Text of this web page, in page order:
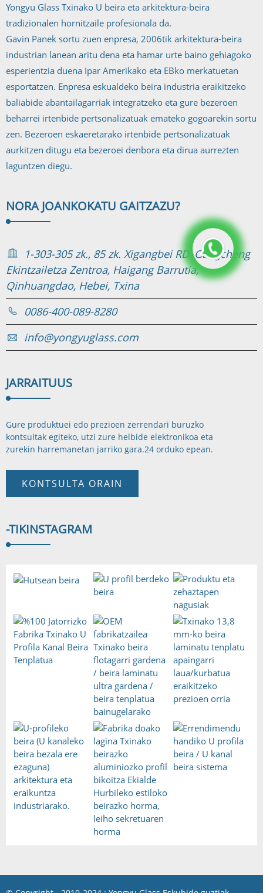
Yongyu Glass Txinako U beira eta arkitektura-beira
tradizionalen hornitzaile profesionala da.
Gavin Panek sortu zuen enpresa, 2006tik arkitektura-beira
industrian lanean aritu dena eta hamar urte baino gehiagoko
esperientzia duena Ipar Amerikako eta EBko merkatuetan
esportatzen. Enpresa eskualdeko beira industria eraikitzeko
baliabide abantailagarriak integratzeko eta gure bezeroen
beharrei irtenbide pertsonalizatuak emateko gogoarekin sortu
zen. Bezeroen eskaeretarako irtenbide pertsonalizatuak
aurkitzen ditugu eta bezeroei denbora eta dirua aurrezten
laguntzen diegu.
NORA JOANKOKATU GAITZAZU?
1-303-305 zk., 85 zk. Xigangbei RD. Gangcheng
Ekintzailetza Zentroa, Haigang Barrutia,
Qinhuangdao, Hebei, Txina
0086-400-089-8280
info@yongyuglass.com
JARRAITUUS
Gure produktuei edo prezioen zerrendari buruzko
kontsultak egiteko, utzi zure helbide elektronikoa eta
zurekin harremanetan jarriko gara.24 orduko epean.
KONTSULTA ORAIN
-TIKINSTAGRAM